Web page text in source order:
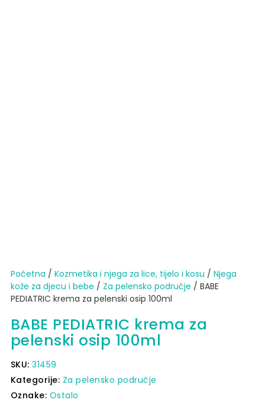
Početna / Kozmetika i njega za lice, tijelo i kosu / Njega
kože za djecu i bebe / Za pelensko područje / BABE
PEDIATRIC krema za pelenski osip 100ml
BABE PEDIATRIC krema za
pelenski osip 100ml
SKU:31459
Kategorije: Za pelensko područje
Oznake: Ostalo